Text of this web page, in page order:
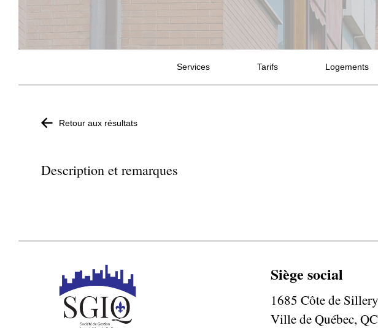
Services Tarifs Logements
Retour aux résultats
Description et remarques
Siège social
1685 Côte de Sillery
Ville de Québec,